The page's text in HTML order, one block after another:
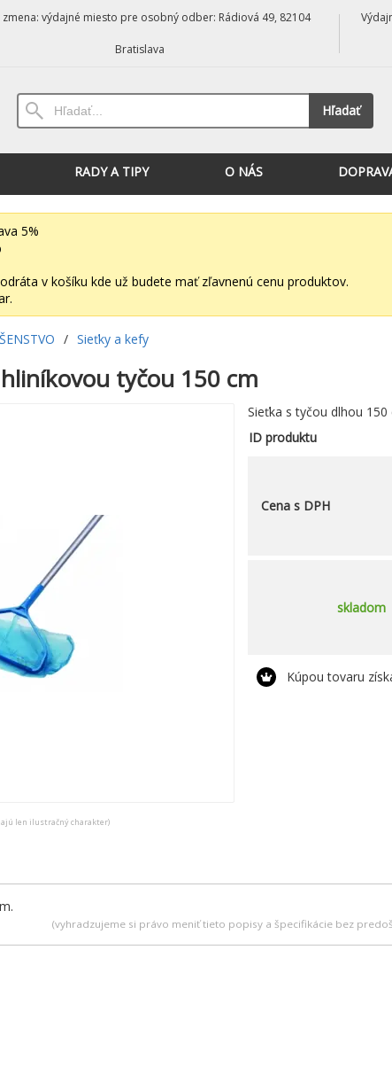
zmena: výdajné miesto pre osobný odber: Rádiová 49, 82104
Bratislava
Hľadať
RADY A TIPY O NÁS
5%
v košíku kde už budete mať zľavnenú cenu produktov.
/ Sieťky a kefy
tyčou 150 cm
len ilustračný charakter)
Sieťka s tyčou dlhou 150
ID produktu
Cena s DPH
skladom
Kúpou tovaru
(vyhradzujeme si právo meniť tieto popisy a špecifikácie bez